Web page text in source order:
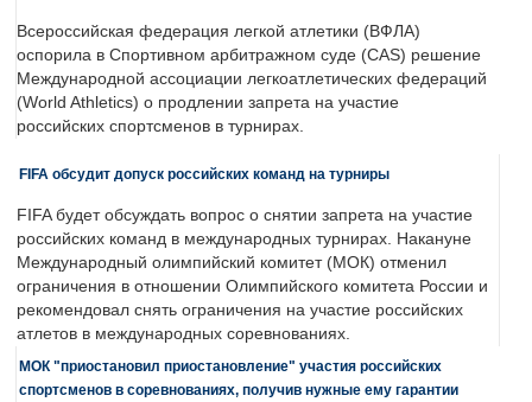
Всероссийская федерация легкой атлетики (ВФЛА)
оспорила в Спортивном арбитражном суде (CAS) решение
Международной ассоциации легкоатлетических федераций
(World Athletics) о продлении запрета на участие
российских спортсменов в турнирах.
FIFA обсудит допуск российских команд на турниры
FIFA будет обсуждать вопрос о снятии запрета на участие
российских команд в международных турнирах. Накануне
Международный олимпийский комитет (МОК) отменил
ограничения в отношении Олимпийского комитета России и
рекомендовал снять ограничения на участие российских
атлетов в международных соревнованиях.
МОК "приостановил приостановление" участия российских
спортсменов в соревнованиях, получив нужные ему гарантии